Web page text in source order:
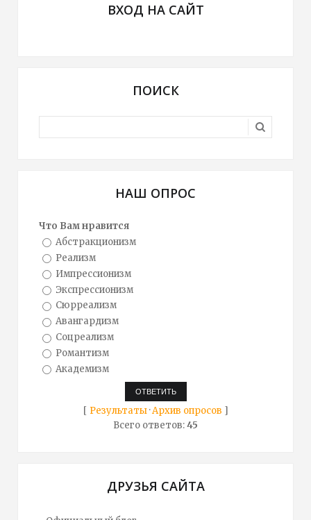
ВХОД НА САЙТ
ПОИСК
НАШ ОПРОС
Что Вам нравится
Абстракционизм
Реализм
Импрессионизм
Экспрессионизм
Сюрреализм
Авангардизм
Соцреализм
Романтизм
Академизм
[ Результаты·Архив опросов ]
Всего ответов:45
ДРУЗЬЯ САЙТА